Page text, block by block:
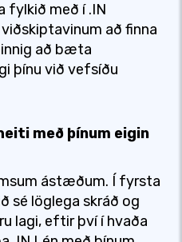
fylkið með í .IN
að finna
að bæta
þínu við vefsíðu
með þínum eigin
ástæðum. Í fyrsta
sé löglega skráð og
lagi, eftir því í hvaða